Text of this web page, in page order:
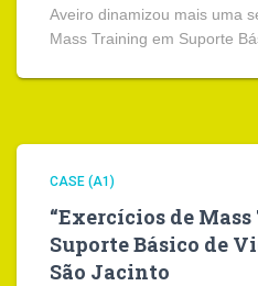
Aveiro dinamizou mais uma
Mass Training em Suporte
CASE (A1)
“Exercícios de
Suporte Básico de
São Jacinto